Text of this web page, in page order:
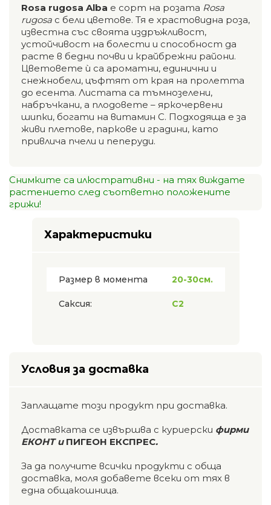
Rosa rugosa Alba е сорт на розата Rosa
rugosa с бели цветове. Тя е храстовидна роза,
известна със своята издръжливост,
устойчивост на болести и способност да
расте в бедни почви и крайбрежни райони.
Цветовете ѝ са ароматни, единични и
снежнобели, цъфтят от края на пролетта
до есента. Листата са тъмнозелени,
набръчкани, а плодовете – яркочервени
шипки, богати на витамин C. Подходяща е за
живи плетове, паркове и градини, като
привлича пчели и пеперуди.
Снимките са илюстративни - на тях виждате
растението след съответно положените
грижи!
Характеристики
Размер в момента 20-30см.
Саксия: C2
Условия за доставка
Заплащате този продукт при доставка.
Доставката се извършва с куриерски фирми
ЕКОНТ и ПИГЕОН ЕКСПРЕС.
За да получите всички продукти с обща
доставка, моля добавете всеки от тях в
една общакошница.